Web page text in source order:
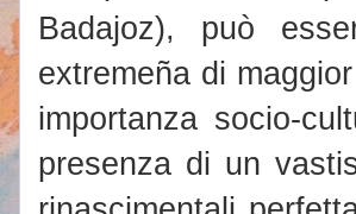
Badajoz), può
extremeña di
importanza socio-
presenza di un